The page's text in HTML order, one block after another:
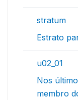
stratum
Estrato
u02_01
Nos
membro